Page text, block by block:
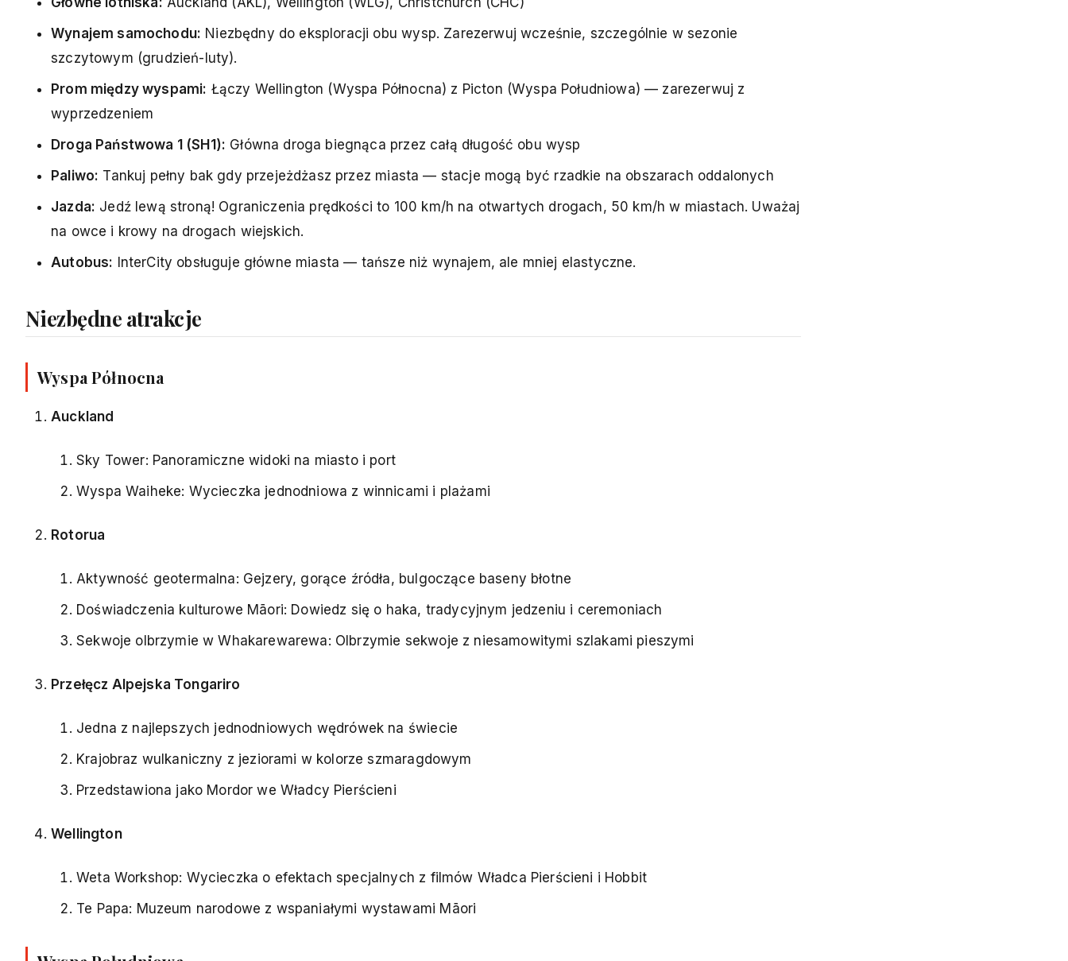
Wynajem samochodu: Niezbędny do eksploracji obu wysp. Zarezerwuj wcześnie, szczególnie w sezonie
szczytowym (grudzień-luty).
Prom między wyspami: Łączy Wellington (Wyspa Północna) z Picton (Wyspa Południowa) — zarezerwuj z
wyprzedzeniem
Droga Państwowa 1 (SH1): Główna droga biegnąca przez całą długość obu wysp
Paliwo: Tankuj pełny bak gdy przejeżdżasz przez miasta — stacje mogą być rzadkie na obszarach oddalonych
Jazda: Jedź lewą stroną! Ograniczenia prędkości to 100 km/h na otwartych drogach, 50 km/h w miastach. Uważaj
na owce i krowy na drogach wiejskich.
Autobus: InterCity obsługuje główne miasta — tańsze niż wynajem, ale mniej elastyczne.
Niezbędne atrakcje
Wyspa Północna
Auckland
Sky Tower: Panoramiczne widoki na miasto i port
Wyspa Waiheke: Wycieczka jednodniowa z winnicami i plażami
Rotorua
Aktywność geotermalna: Gejzery, gorące źródła, bulgoczące baseny błotne
Doświadczenia kulturowe Māori: Dowiedz się o haka, tradycyjnym jedzeniu i ceremoniach
Sekwoje olbrzymie w Whakarewarewa: Olbrzymie sekwoje z niesamowitymi szlakami pieszymi
Przełęcz Alpejska Tongariro
Jedna z najlepszych jednodniowych wędrówek na świecie
Krajobraz wulkaniczny z jeziorami w kolorze szmaragdowym
Przedstawiona jako Mordor we Władcy Pierścieni
Wellington
Weta Workshop: Wycieczka o efektach specjalnych z filmów Władca Pierścieni i Hobbit
Te Papa: Muzeum narodowe z wspaniałymi wystawami Māori